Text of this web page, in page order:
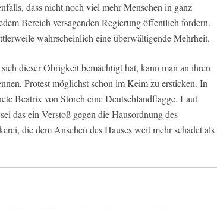
dass nicht noch viel mehr Menschen in ganz
Bereich versagenden Regierung öffentlich fordern.
wahrscheinlich eine überwältigende Mehrheit.
dieser Obrigkeit bemächtigt hat, kann man an ihren
Protest möglichst schon im Keim zu ersticken. In
Beatrix von Storch eine Deutschlandflagge. Laut
das ein Verstoß gegen die Hausordnung des
die dem Ansehen des Hauses weit mehr schadet als